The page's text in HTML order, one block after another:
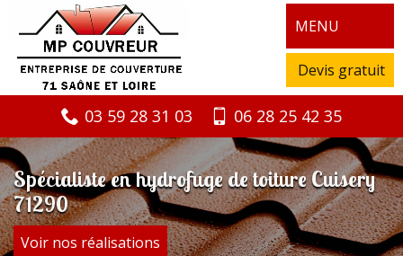
MENU
Devis gratuit
03 59 28 31 03 06 28 25 42 35
Spécialiste en hydrofuge de toiture Cuisery
71290
Voir nos réalisations